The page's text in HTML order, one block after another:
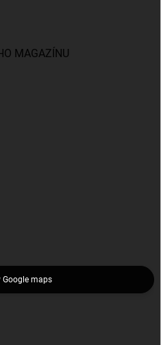
MAGAZÍNU
Google maps